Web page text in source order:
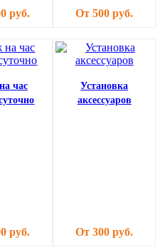
руб. От 500 руб.
час
руб.
Установка
аксессуаров
От 300 руб.